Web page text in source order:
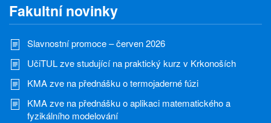
Fakultní novinky
Slavnostní promoce – červen 2026
UčiTUL zve studující na praktický kurz v Krkonoších
KMA zve na přednášku o termojaderné fúzi
KMA zve na přednášku o aplikaci matematického a
fyzikálního modelování